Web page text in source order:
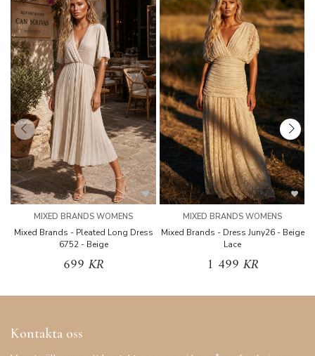
MIXED BRANDS WOMENS
Mixed Brands - Pleated Long Dress
6752 - Beige
699 KR
MIXED BRANDS WOMENS
Mixed Brands - Dress Juny26 - Beige
Lace
1 499 KR
Kontakta oss